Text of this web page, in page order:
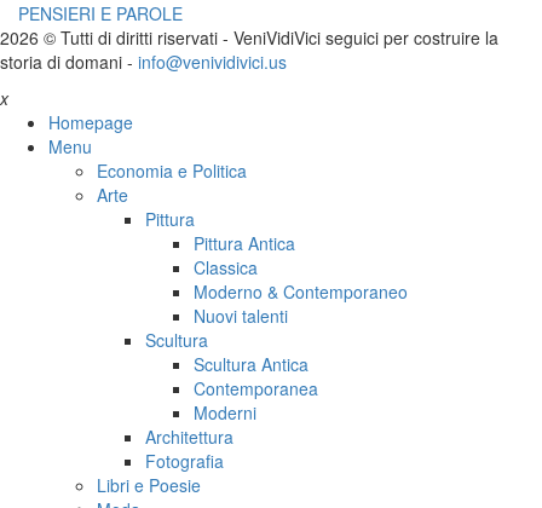
PENSIERI E PAROLE
2026 © Tutti di diritti riservati - VeniVidiVici seguici per costruire la
storia di domani - info@venividivici.us
x
Homepage
Menu
Economia e Politica
Arte
Pittura
Pittura Antica
Classica
Moderno & Contemporaneo
Nuovi talenti
Scultura
Scultura Antica
Contemporanea
Moderni
Architettura
Fotografia
Libri e Poesie